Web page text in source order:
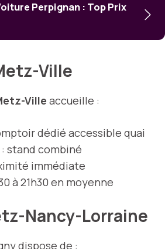
Perpignan : Top Prix
Ville
Ville accueille :
dédié accessible quai
: stand combiné
immédiate
à 21h30 en moyenne
Nancy-Lorraine
dispose de :